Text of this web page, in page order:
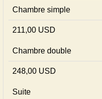
Chambre simple
211,00 USD
Chambre double
248,00 USD
Suite